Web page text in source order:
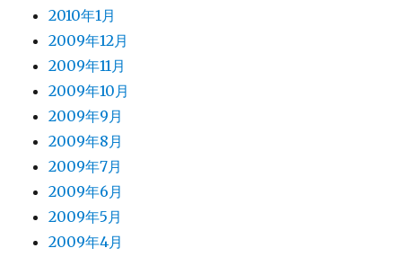
2010年1月
2009年12月
2009年11月
2009年10月
2009年9月
2009年8月
2009年7月
2009年6月
2009年5月
2009年4月